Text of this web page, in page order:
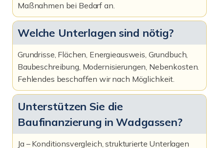
Maßnahmen bei Bedarf an.
Welche Unterlagen sind nötig?
Grundrisse, Flächen, Energieausweis, Grundbuch,
Baubeschreibung, Modernisierungen, Nebenkosten.
Fehlendes beschaffen wir nach Möglichkeit.
Unterstützen Sie die
Baufinanzierung in Wadgassen?
Ja – Konditionsvergleich, strukturierte Unterlagen